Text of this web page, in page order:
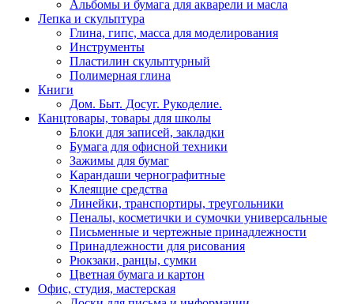
Альбомы и бумага для акварели и масла
Лепка и скульптура
Глина, гипс, масса для моделирования
Инструменты
Пластилин скульптурный
Полимерная глина
Книги
Дом. Быт. Досуг. Рукоделие.
Канцтовары, товары для школы
Блоки для записей, закладки
Бумага для офисной техники
Зажимы для бумаг
Карандаши чернографитные
Клеящие средства
Линейки, транспортиры, треугольники
Пеналы, косметички и сумочки универсальные
Письменные и чертежные принадлежности
Принадлежности для рисования
Рюкзаки, ранцы, сумки
Цветная бумага и картон
Офис, студия, мастерская